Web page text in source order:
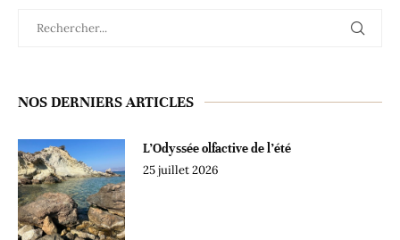
NOS DERNIERS ARTICLES
L’Odyssée olfactive de l’été
25 juillet 2026